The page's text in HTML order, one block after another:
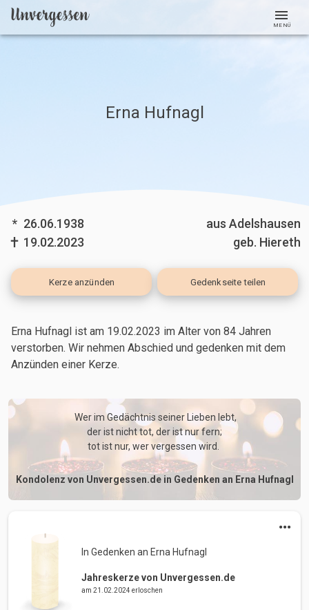
MENÜ
Erna Hufnagl
* 26.06.1938
19.02.2023
aus Adelshausen
geb. Hiereth
Kerze anzünden Gedenkseite teilen
Erna Hufnagl ist am 19.02.2023 im Alter von 84 Jahren
verstorben. Wir nehmen Abschied und gedenken mit dem
Anzünden einer Kerze.
Wer im Gedächtnis seiner Lieben lebt,
der ist nicht tot, der ist nur fern;
tot ist nur, wer vergessen wird.
Kondolenz von Unvergessen.de in Gedenken an Erna Hufnagl
In Gedenken an Erna Hufnagl
Jahreskerze von Unvergessen.de
am 21.02.2024 erloschen